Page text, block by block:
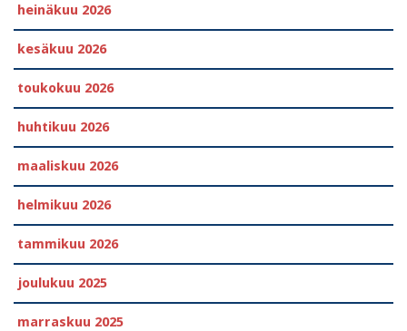
heinäkuu 2026
kesäkuu 2026
toukokuu 2026
huhtikuu 2026
maaliskuu 2026
helmikuu 2026
tammikuu 2026
joulukuu 2025
marraskuu 2025